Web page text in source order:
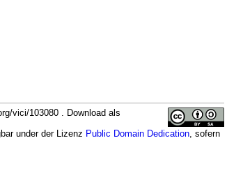
vici/103080 . Download als
under der Lizenz Public Domain Dedication, sofern